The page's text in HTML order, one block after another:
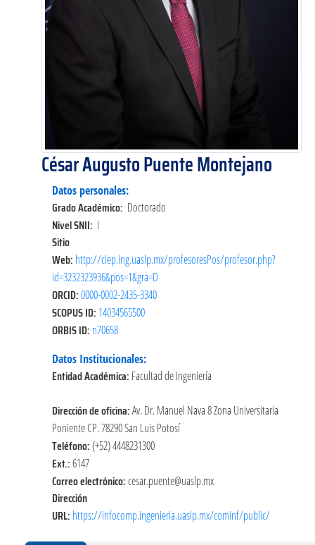
César Augusto Puente Montejano
Datos personales:
Grado Académico: Doctorado
Nivel SNII: I
Sitio
Web: http://ciep.ing.uaslp.mx/profesoresPos/profesor.php?
id=3232323936&pos=1&gra=D
ORCID:0000-0002-2435-3340
SCOPUS ID: 14034565500
ORBIS ID: n70658
Datos Institucionales:
Entidad Académica: Facultad de Ingeniería
Dirección de oficina:Av. Dr. Manuel Nava 8 Zona Universitaria
Poniente CP. 78290 San Luis Potosí
Teléfono:(+52) 4448231300
Ext.:6147
Correo electrónico:cesar.puente@uaslp.mx
Dirección
URL: https://infocomp.ingenieria.uaslp.mx/cominf/public/